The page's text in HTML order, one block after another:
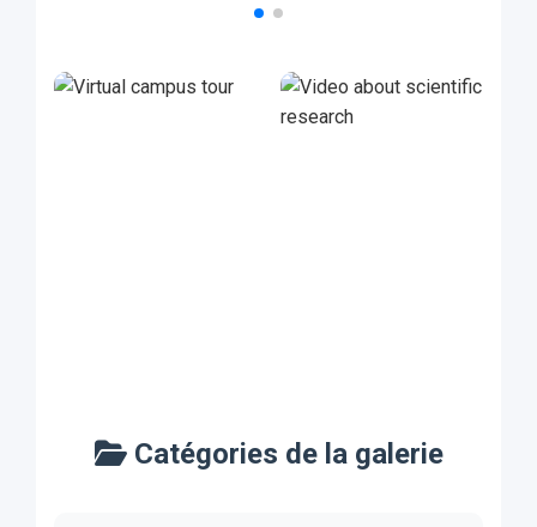
Video presentation of research activities.
tour
scientific
researc...
Catégories de la galerie